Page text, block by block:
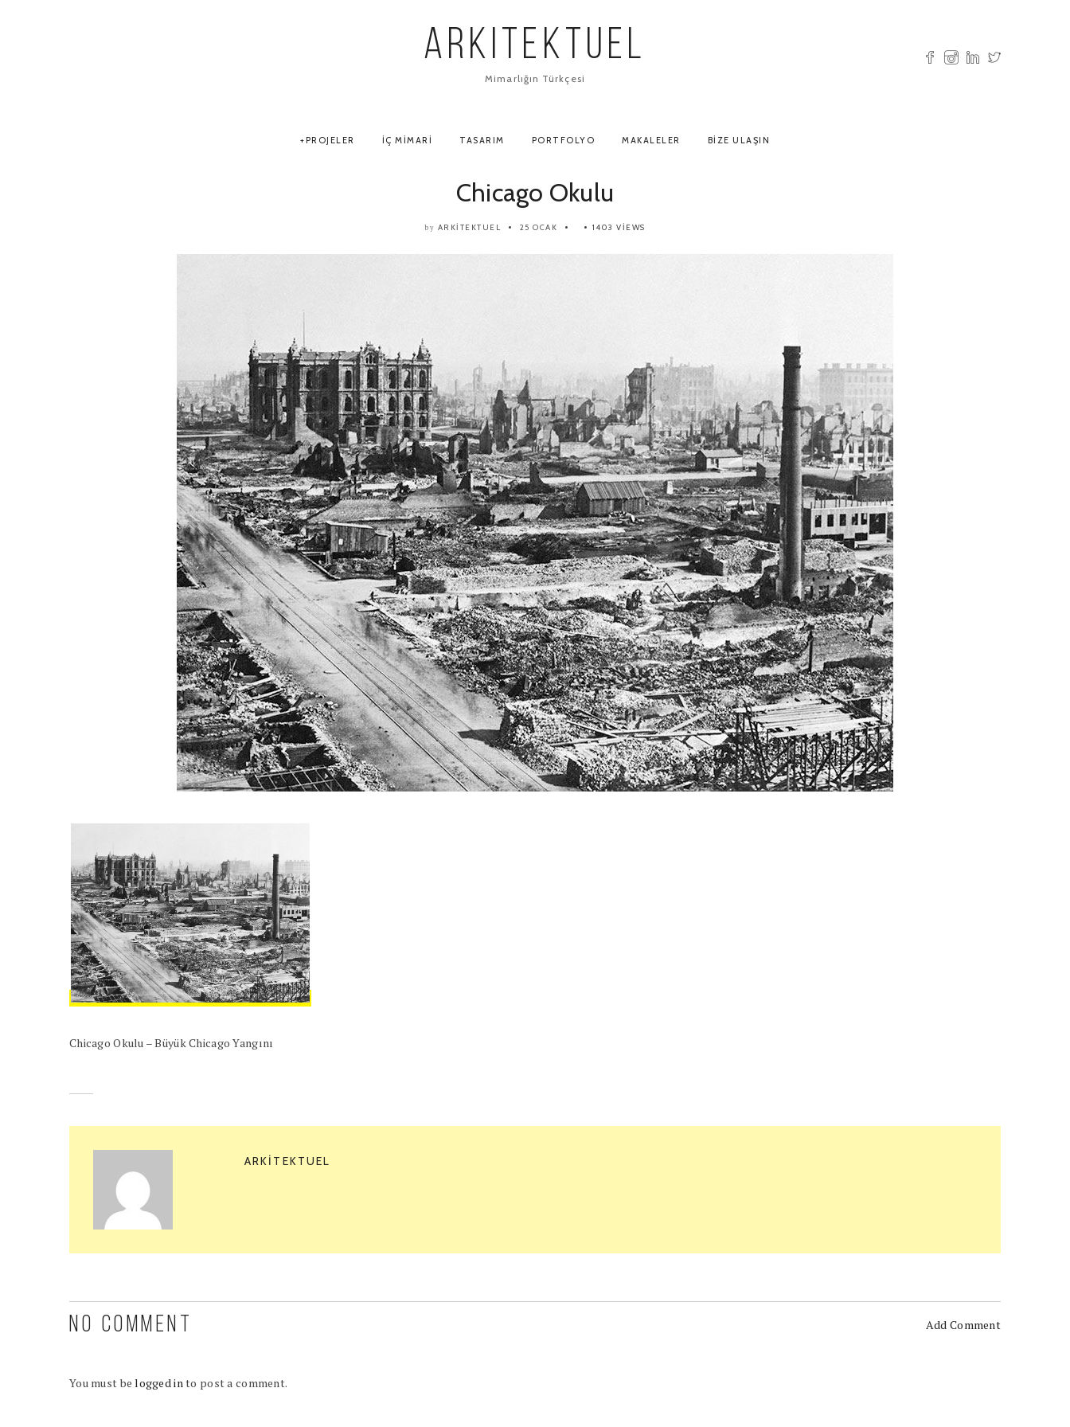
ARKITEKTUEL
Mimarlığın Türkçesi
PROJELER İÇ MIMARI TASARIM PORTFOLYO MAKALELER BIZE ULAŞIN
Chicago Okulu
by ARKITEKTUEL 25 OCAK 1403 VIEWS
Chicago Okulu – Büyük Chicago Yangını
ARKITEKTUEL
NO COMMENT Add Comment
You must belogged into post a comment.